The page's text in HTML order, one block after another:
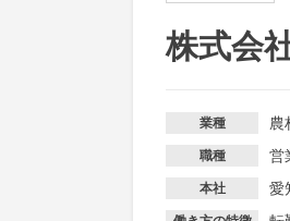
株式会
業種 農
職種 営
本社 愛